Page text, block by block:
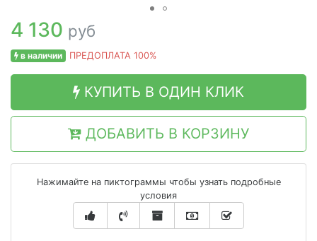
4 130 руб
в наличии ПРЕДОПЛАТА 100%
КУПИТЬ В ОДИН КЛИК
ДОБАВИТЬ В КОРЗИНУ
Нажимайте на пиктограммы чтобы узнать подробные
условия